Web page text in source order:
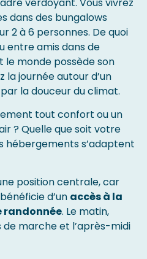
dans des bungalows
2 à 6 personnes. De quoi
entre amis dans de
le monde possède son
la journée autour d’un
la douceur du climat.
tout confort ou un
? Quelle que soit votre
hébergements s’adaptent
position centrale, car
d’un accès à la
randonnée. Le matin,
marche et l’après-midi